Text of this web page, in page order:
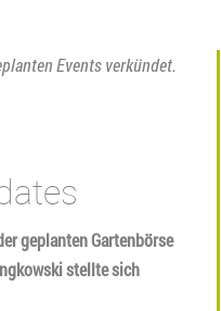
Events verkündet.
geplanten Gartenbörse
stellte sich